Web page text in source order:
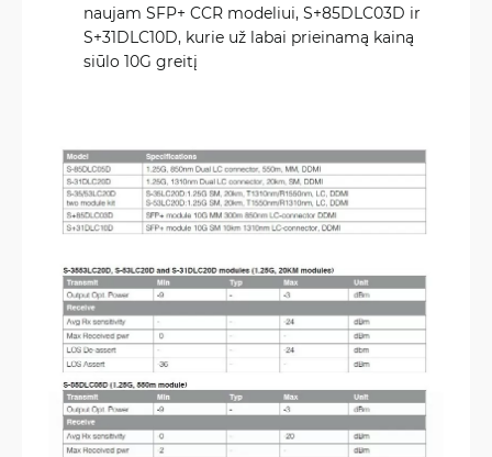
naujam SFP+ CCR modeliui, S+85DLC03D ir
S+31DLC10D, kurie už labai prieinamą kainą
siūlo 10G greitį